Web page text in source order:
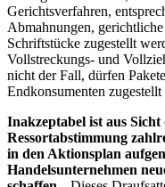
Gerichtsverfahren,
Abmahnungen,
Schriftstücke zugestellt
Vollstreckungs- und
nicht der Fall, dürfen
Endkonsumenten zugestellt
Inakzeptabel ist aus
Ressortabstimmung
in den Aktionsplan
Handelsunternehmen